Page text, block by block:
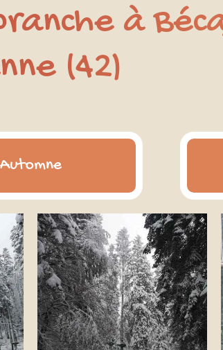
à
(42)
Automne